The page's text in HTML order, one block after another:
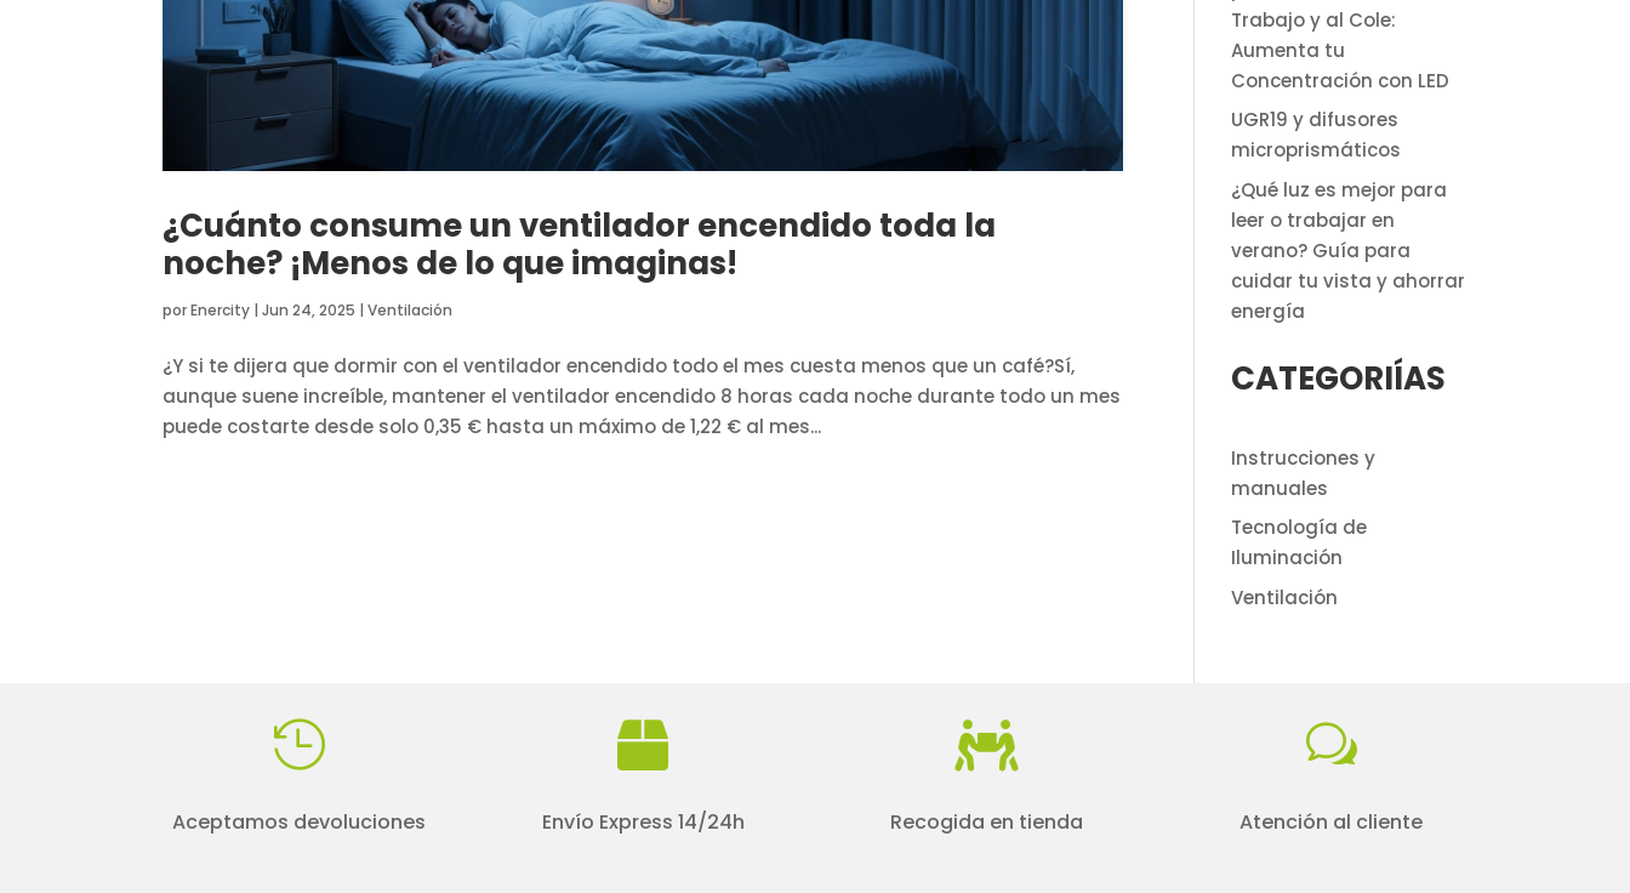
¿Cuánto consume un ventilador encendido toda la
noche? ¡Menos de lo que imaginas!
porEnercity |Jun 24, 2025 |Ventilación
¿Y si te dijera que dormir con el ventilador encendido todo el mes cuesta menos que un café?Sí,
aunque suene increíble, mantener el ventilador encendido 8 horas cada noche durante todo un mes
puede costarte desde solo 0,35 € hasta un máximo de 1,22 € al mes...
Trabajo y al Cole:
Aumenta tu
Concentración con LED
UGR19 y difusores
microprismáticos
¿Qué luz es mejor para
leer o trabajar en
verano? Guía para
cuidar tu vista y ahorrar
energía
CATEGORIÍAS
Instrucciones y
manuales
Tecnología de
Iluminación
Ventilación

Aceptamos devoluciones

Envío Express 14/24h

Recogida en tienda
w
Atención al cliente